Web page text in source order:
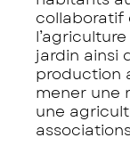
collaboratif
jardin ainsi
production
mener une
une